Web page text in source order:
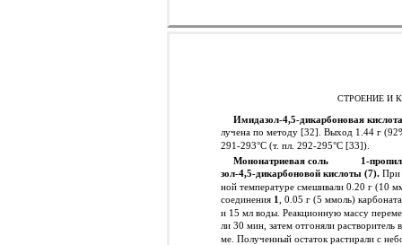
СТРОЕНИЕ И
Имидазол-4,5-дикарбоновая кислота
лучена по методу [32]. Выход 1.44 г
291-293°С (т. пл. 292-295°С [33]).
Мононатриевая соль
1-
зол-4,5-дикарбоновой кислоты (7).При
ной температуре смешивали 0.20 г (10
соединения 1
, 0.05 г (5 ммоль)
и 15 мл воды. Реакционную массу
ли 30 мин, затем отгоняли растворитель
ме. Полученный остаток растирали с